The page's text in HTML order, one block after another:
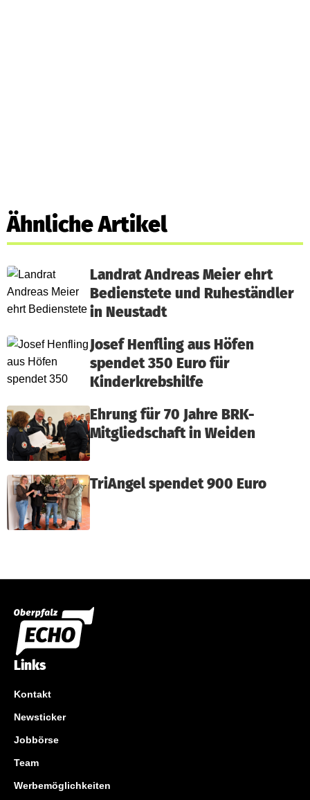
Ähnliche Artikel
Landrat Andreas Meier ehrt
Bedienstete und Ruheständler
in Neustadt
Josef Henfling aus Höfen
spendet 350 Euro für
Kinderkrebshilfe
Ehrung für 70 Jahre BRK-
Mitgliedschaft in Weiden
TriAngel spendet 900 Euro
Links
Kontakt
Newsticker
Jobbörse
Team
Werbemöglichkeiten